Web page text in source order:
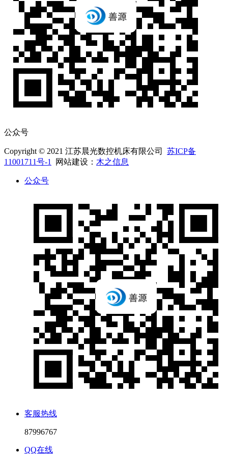
公众号
Copyright © 2021 江苏晨光数控机床有限公司 苏ICP备
11001711号-1
网站建设： 木之信息
公众号
客服热线
87996767
QQ在线